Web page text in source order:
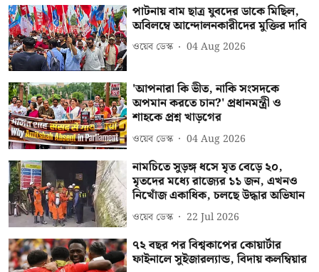
পাটনায় বাম ছাত্র যুবদের ডাকে মিছিল,
অবিলম্বে আন্দোলনকারীদের মুক্তির দাবি
ওয়েব ডেস্ক 04 Aug 2026
'আপনারা কি ভীত, নাকি সংসদকে
অপমান করতে চান?' প্রধানমন্ত্রী ও
শাহকে প্রশ্ন খাড়গের
ওয়েব ডেস্ক 04 Aug 2026
নামচিতে সুড়ঙ্গ ধসে মৃত বেড়ে ২০,
মৃতদের মধ্যে রাজ্যের ১১ জন, এখনও
নিখোঁজ একাধিক, চলছে উদ্ধার অভিযান
ওয়েব ডেস্ক 22 Jul 2026
৭২ বছর পর বিশ্বকাপের কোয়ার্টার
ফাইনালে সুইজারল্যান্ড, বিদায় কলম্বিয়ার